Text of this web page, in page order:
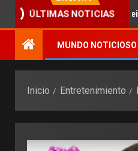
ÚLTIMAS NOTICIAS
go out otherwise their
MUNDO NOTICIOSO
Inicio Entretenimiento